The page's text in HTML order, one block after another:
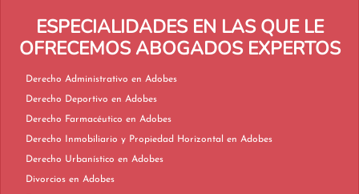
ESPECIALIDADES EN LAS QUE LE
OFRECEMOS ABOGADOS EXPERTOS
Derecho Administrativo en Adobes
Derecho Deportivo en Adobes
Derecho Farmacéutico en Adobes
Derecho Inmobiliario y Propiedad Horizontal en Adobes
Derecho Urbanístico en Adobes
Divorcios en Adobes